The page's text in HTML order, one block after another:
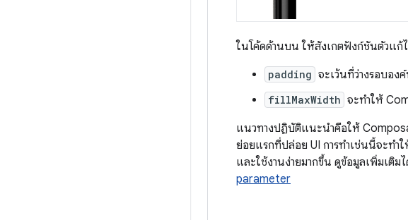
ในโค้ดด้านบน ให้สังเกตฟังก์ชันตัวแก้
padding จะเว้นที่ว่างรอบอง
fillMaxWidth จะทำให้
แนวทางปฏิบัติแนะนำคือให้
ย่อยแรกที่ปล่อย UI การทำเช่นนี้จะทำ
และใช้งานง่ายมากขึ้น ดูข้อมูลเพิ่มเติ
parameter